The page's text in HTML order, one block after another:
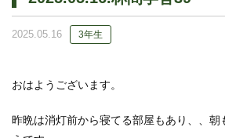
2025.05.16 3年生
おはようございます。
昨晩は消灯前から寝てる部屋もあり、、朝